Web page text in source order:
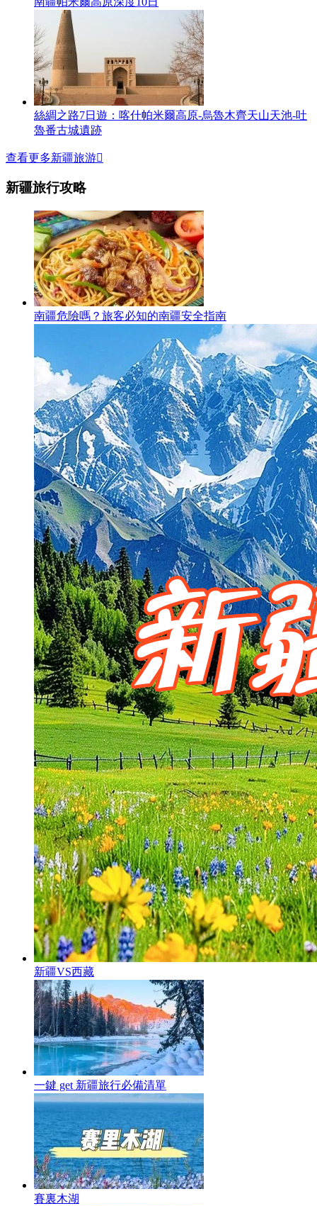
絲綢之路7日遊：喀什帕米爾高原-烏魯木齊天山天池-吐
魯番古城遺跡
查看更多新疆旅游
新疆旅行攻略
南疆危險嗎？旅客必知的南疆安全指南
新疆VS西藏
一鍵 get 新疆旅行必備清單
賽裏木湖